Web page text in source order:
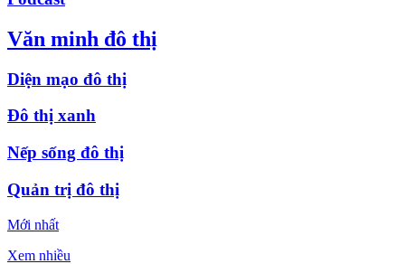
Văn minh đô thị
Diện mạo đô thị
Đô thị xanh
Nếp sống đô thị
Quản trị đô thị
Mới nhất
Xem nhiều